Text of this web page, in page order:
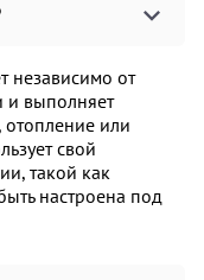
независимо от
и выполняет
или
свой
такой как
настроена под